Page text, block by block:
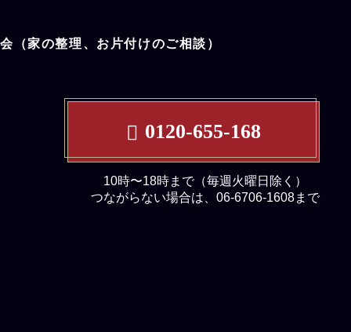
（家の整理、お片付けのご相談）
0120-655-168
10時〜18時まで（毎週火曜日除く）
つながらない場合は、06-6706-1608まで